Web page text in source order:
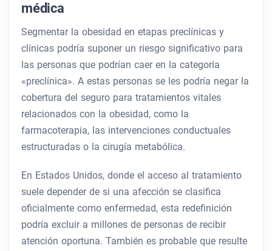
médica
Segmentar la obesidad en etapas preclínicas y
clínicas podría suponer un riesgo significativo para
las personas que podrían caer en la categoría
«preclínica». A estas personas se les podría negar la
cobertura del seguro para tratamientos vitales
relacionados con la obesidad, como la
farmacoterapia, las intervenciones conductuales
estructuradas o la cirugía metabólica.
En Estados Unidos, donde el acceso al tratamiento
suele depender de si una afección se clasifica
oficialmente como enfermedad, esta redefinición
podría excluir a millones de personas de recibir
atención oportuna. También es probable que resulte